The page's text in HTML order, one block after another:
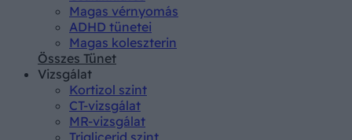
Magas vérnyomás
ADHD tünetei
Magas koleszterin
Összes Tünet
Vizsgálat
Kortizol szint
CT-vizsgálat
MR-vizsgálat
Triglicerid szint